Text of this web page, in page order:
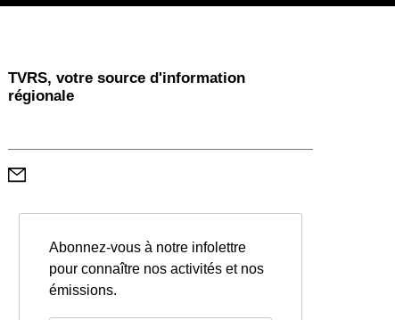
TVRS, votre source d'information
régionale
Abonnez-vous à notre infolettre
pour connaître nos activités et nos
émissions.